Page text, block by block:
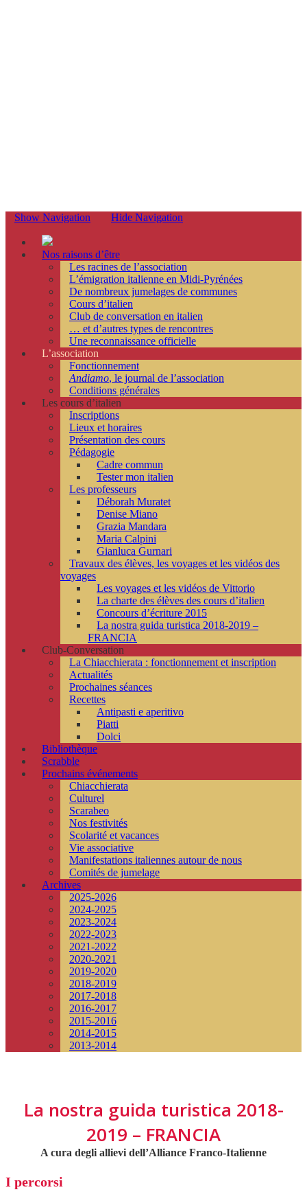
Show Navigation Hide Navigation
Nos raisons d’être
Les racines de l’association
L’émigration italienne en Midi-Pyrénées
De nombreux jumelages de communes
Cours d’italien
Club de conversation en italien
… et d’autres types de rencontres
Une reconnaissance officielle
L’association
Fonctionnement
Andiamo, le journal de l’association
Conditions générales
Les cours d’italien
Inscriptions
Lieux et horaires
Présentation des cours
Pédagogie
Cadre commun
Tester mon italien
Les professeurs
Déborah Muratet
Denise Miano
Grazia Mandara
Maria Calpini
Gianluca Gurnari
Travaux des élèves, les voyages et les vidéos des
voyages
Les voyages et les vidéos de Vittorio
La charte des élèves des cours d’italien
Concours d’écriture 2015
La nostra guida turistica 2018-2019 –
FRANCIA
Club-Conversation
La Chiacchierata : fonctionnement et inscription
Actualités
Prochaines séances
Recettes
Antipasti e aperitivo
Piatti
Dolci
Bibliothèque
Scrabble
Prochains événements
Chiacchierata
Culturel
Scarabeo
Nos festivités
Scolarité et vacances
Vie associative
Manifestations italiennes autour de nous
Comités de jumelage
Archives
2025-2026
2024-2025
2023-2024
2022-2023
2021-2022
2020-2021
2019-2020
2018-2019
2017-2018
2016-2017
2015-2016
2014-2015
2013-2014
La nostra guida turistica 2018-
2019 – FRANCIA
A cura degli allievi dell’Alliance Franco-Italienne
I percorsi